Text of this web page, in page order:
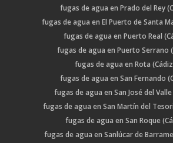
fugas de agua en Prado del Rey
fugas de agua en El Puerto de Santa
fugas de agua en Puerto Real
fugas de agua en Puerto Serrano
fugas de agua en Rota
fugas de agua en San Fernando
fugas de agua en San José del Valle
fugas de agua en San Martín del
fugas de agua en San Roque
fugas de agua en Sanlúcar de